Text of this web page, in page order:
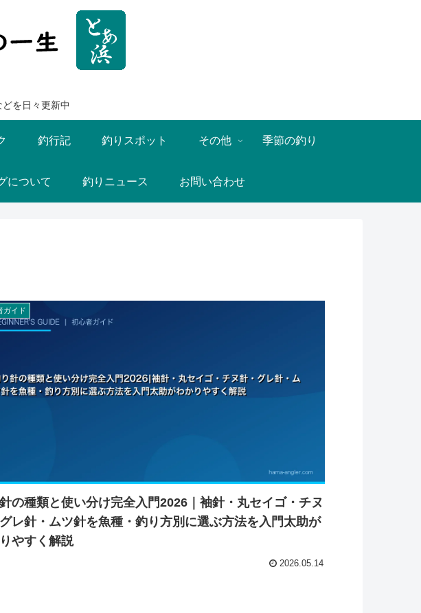
を日々更新中
釣行記 釣りスポット その他 季節の釣り
について 釣りニュース お問い合わせ
ガイド
の種類と使い分け完全入門2026｜袖針・丸セイゴ・チヌ
レ針・ムツ針を魚種・釣り方別に選ぶ方法を入門太助が
やすく解説
2026.05.14